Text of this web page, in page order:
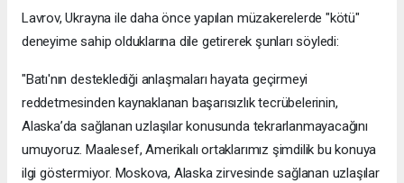
Lavrov, Ukrayna ile daha önce yapılan müzakerelerde "kötü"
deneyime sahip olduklarına dile getirerek şunları söyledi:
"Batı'nın desteklediği anlaşmaları hayata geçirmeyi
reddetmesinden kaynaklanan başarısızlık tecrübelerinin,
Alaska’da sağlanan uzlaşılar konusunda tekrarlanmayacağını
umuyoruz. Maalesef, Amerikalı ortaklarımız şimdilik bu konuya
ilgi göstermiyor. Moskova, Alaska zirvesinde sağlanan uzlaşılar